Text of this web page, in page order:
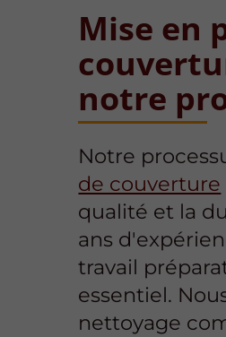
Mise en
notre
Notre
de couverture
qualité et la
ans
travail
essentiel.
nettoyage